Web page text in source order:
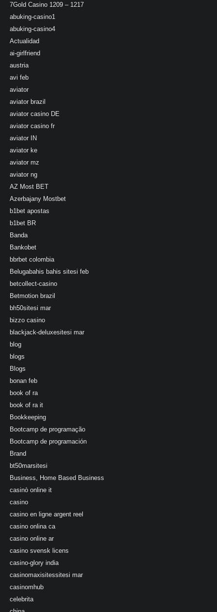
7Gold Casino 1209 – 1217
abuking-casino1
abuking-casino4
Actualidad
ai-girlfriend
austria
avi feb
aviator
aviator brazil
aviator casino DE
aviator casino fr
aviator IN
aviator ke
aviator mz
aviator ng
AZ Most BET
Azerbajany Mostbet
b1bet apostas
b1bet BR
Banda
Bankobet
bbrbet colombia
Belugabahis bahis sitesi feb
betcollect-casino
Betmotion brazil
bh50sitesi mar
bizzo casino
blackjack-deluxesitesi mar
blog
blogs
Blogs
bonan feb
book of ra
book of ra it
Bookkeeping
Bootcamp de programação
Bootcamp de programación
Brand
bt50marsitesi
Business, Home Based Business
casinò online it
casino
casino en ligne argent reel
casino onlina ca
casino online ar
casino svensk licens
casino-glory india
casinomaxisitessitesi mar
casinomhub
celebrita